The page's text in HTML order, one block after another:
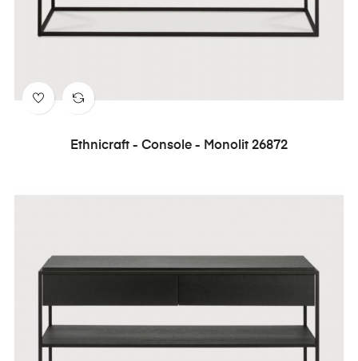
Ethnicraft - Console - Monolit 26872